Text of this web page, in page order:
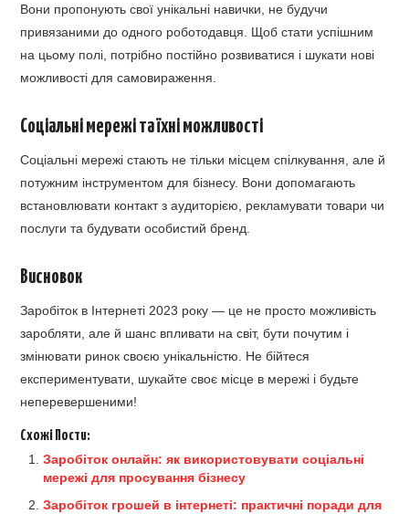
Вони пропонують свої унікальні навички, не будучи
привязаними до одного роботодавця. Щоб стати успішним
на цьому полі, потрібно постійно розвиватися і шукати нові
можливості для самовираження.
Соціальні мережі та їхні можливості
Соціальні мережі стають не тільки місцем спілкування, але й
потужним інструментом для бізнесу. Вони допомагають
встановлювати контакт з аудиторією, рекламувати товари чи
послуги та будувати особистий бренд.
Висновок
Заробіток в Інтернеті 2023 року — це не просто можливість
заробляти, але й шанс впливати на світ, бути почутим і
змінювати ринок своєю унікальністю. Не бійтеся
експериментувати, шукайте своє місце в мережі і будьте
неперевершеними!
Схожі Пости:
Заробіток онлайн: як використовувати соціальні
мережі для просування бізнесу
Заробіток грошей в інтернеті: практичні поради для